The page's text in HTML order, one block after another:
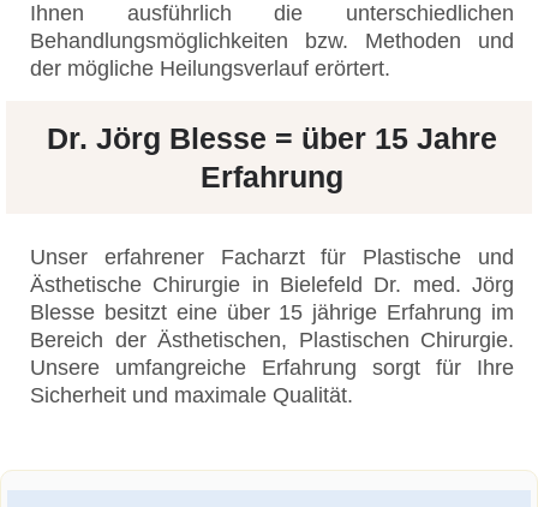
Ihnen ausführlich die unterschiedlichen
Behandlungsmöglichkeiten bzw. Methoden und
der mögliche Heilungsverlauf erörtert.
Dr. Jörg Blesse = über 15 Jahre
Erfahrung
Unser erfahrener Facharzt für Plastische und
Ästhetische Chirurgie in Bielefeld Dr. med. Jörg
Blesse besitzt eine über 15 jährige Erfahrung im
Bereich der Ästhetischen, Plastischen Chirurgie.
Unsere umfangreiche Erfahrung sorgt für Ihre
Sicherheit und maximale Qualität.